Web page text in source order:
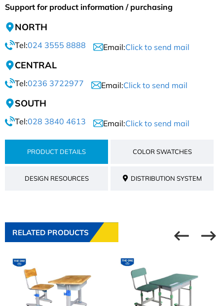
Support for product information / purchasing
NORTH
Tel:024 3555 8888 Email:Click to send mail
CENTRAL
Tel:0236 3722977 Email:Click to send mail
SOUTH
Tel:028 3840 4613 Email:Click to send mail
PRODUCT DETAILS COLOR SWATCHES
DESIGN RESOURCES DISTRIBUTION SYSTEM
RELATED PRODUCTS